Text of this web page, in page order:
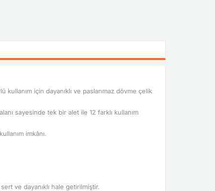
kullanım için dayanıklı ve paslanmaz dövme çelik
sayesinde tek bir alet ile 12 farklı kullanım
imkânı.
ve dayanıklı hale getirilmiştir.